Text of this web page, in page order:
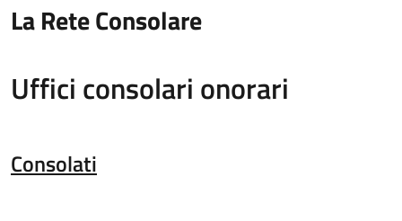
La Rete Consolare
Uffici consolari onorari
Consolati